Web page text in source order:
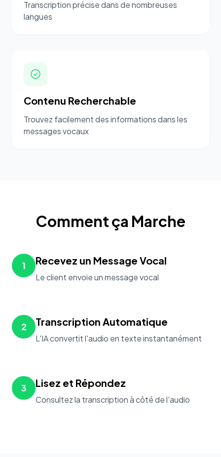
Transcription précise dans de nombreuses
langues
Contenu Recherchable
Trouvez facilement des informations dans les
messages vocaux
Comment ça Marche
1 Recevez un Message Vocal
Le client envoie un message vocal
2 Transcription Automatique
L'IA convertit l'audio en texte instantanément
3 Lisez et Répondez
Consultez la transcription à côté de l'audio